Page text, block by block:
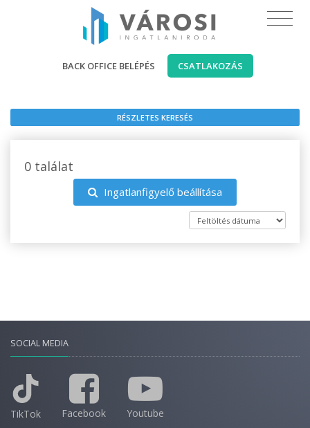
BACK OFFICE BELÉPÉS CSATLAKOZÁS
RÉSZLETES KERESÉS
0 találat
Ingatlanfigyelő beállítása
SOCIAL MEDIA
TikTok Facebook Youtube